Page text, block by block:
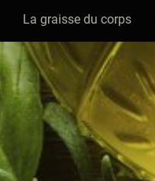
La graisse du corps